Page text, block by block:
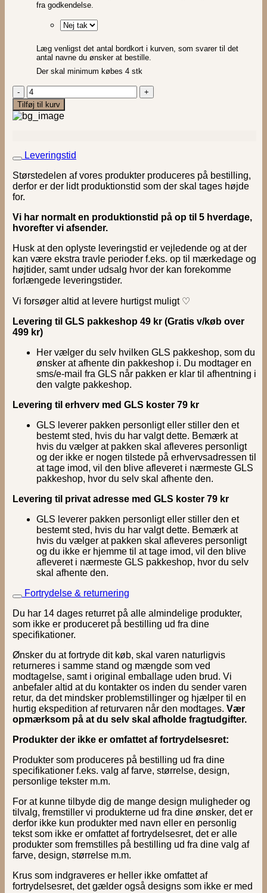
fra godkendelse.
Læg venligst det antal bordkort i kurven, som svarer til det
antal navne du ønsker at bestille.
Der skal minimum købes 4 stk
Juletræ
#2
|
Bordkort
Tilføj til kurv
Leveringstid
Størstedelen af vores produkter produceres på bestilling,
derfor er der lidt produktionstid som der skal tages højde
for.
Vi har normalt en produktionstid på op til 5 hverdage,
hvorefter vi afsender.
Husk at den oplyste leveringstid er vejledende og at der
kan være ekstra travle perioder f.eks. op til mærkedage og
højtider, samt under udsalg hvor der kan forekomme
forlængede leveringstider.
Vi forsøger altid at levere hurtigst muligt ♡
Levering til GLS pakkeshop 49 kr (Gratis v/køb over
499 kr)
Her vælger du selv hvilken GLS pakkeshop, som du
ønsker at afhente din pakkeshop i. Du modtager en
sms/e-mail fra GLS når pakken er klar til afhentning i
den valgte pakkeshop.
Levering til erhverv med GLS koster 79 kr
GLS leverer pakken personligt eller stiller den et
bestemt sted, hvis du har valgt dette. Bemærk at
hvis du vælger at pakken skal afleveres personligt
og der ikke er nogen tilstede på erhvervsadressen til
at tage imod, vil den blive afleveret i nærmeste GLS
pakkeshop, hvor du selv skal afhente den.
Levering til privat adresse med GLS koster 79 kr
GLS leverer pakken personligt eller stiller den et
bestemt sted, hvis du har valgt dette. Bemærk at
hvis du vælger at pakken skal afleveres personligt
og du ikke er hjemme til at tage imod, vil den blive
afleveret i nærmeste GLS pakkeshop, hvor du selv
skal afhente den.
Fortrydelse & returnering
Du har 14 dages returret på alle almindelige produkter,
som ikke er produceret på bestilling ud fra dine
specifikationer.
Ønsker du at fortryde dit køb, skal varen naturligvis
returneres i samme stand og mængde som ved
modtagelse, samt i original emballage uden brud. Vi
anbefaler altid at du kontakter os inden du sender varen
retur, da det mindsker problemstillinger og hjælper til en
hurtig ekspedition af returvaren når den modtages. Vær
opmærksom på at du selv skal afholde fragtudgifter.
Produkter der ikke er omfattet af fortrydelsesret:
Produkter som produceres på bestilling ud fra dine
specifikationer f.eks. valg af farve, størrelse, design,
personlige tekster m.m.
For at kunne tilbyde dig de mange design muligheder og
tilvalg, fremstiller vi produkterne ud fra dine ønsker, det er
derfor ikke kun produkter med navn eller en personlig
tekst som ikke er omfattet af fortrydelsesret, det er alle
produkter som fremstilles på bestilling ud fra dine valg af
farve, design, størrelse m.m.
Krus som indgraveres er heller ikke omfattet af
fortrydelsesret, det gælder også designs som ikke er med